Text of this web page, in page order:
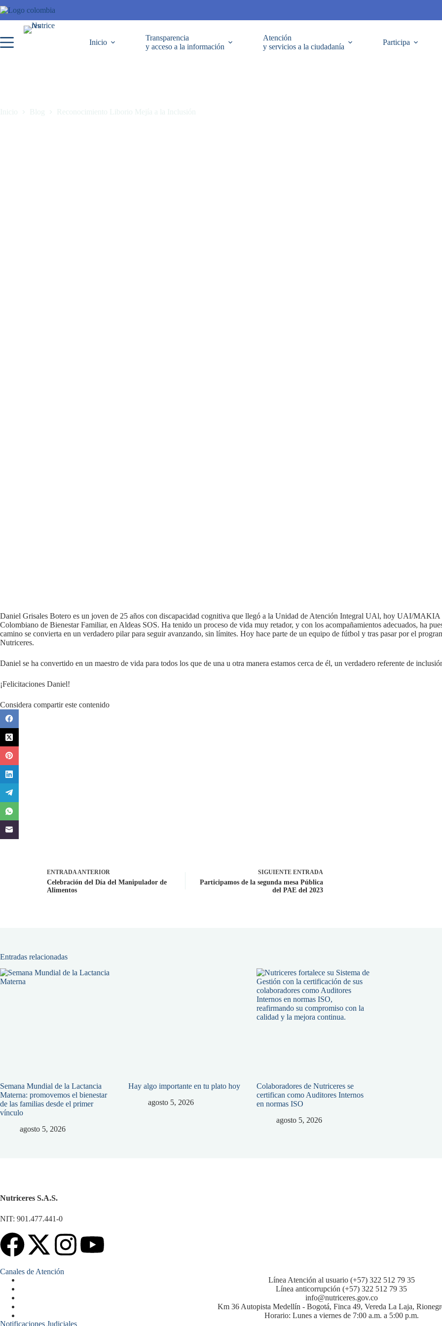
Inicio
Transparencia
y acceso a la información
Atención
y servicios a la ciudadanía
Participa
Inicio Blog
Reconocimiento Liborio Mejía a la Inclusión
Daniel Grisales Botero es un joven de 25 años con discapacidad cognitiva que llegó a la Unidad de Atención Integral UAl, hoy UAI/MAKIA
Colombiano de Bienestar Familiar, en Aldeas SOS. Ha tenido un proceso de vida muy retador, y con los acompañamientos adecuados, ha
camino se convierta en un verdadero pilar para seguir avanzando, sin límites. Hoy hace parte de un equipo de fútbol y tras pasar por el
Nutriceres.
Daniel se ha convertido en un maestro de vida para todos los que de una u otra manera estamos cerca de él, un verdadero referente de
¡Felicitaciones Daniel!
Considera compartir este contenido
ENTRADAANTERIOR
Celebración del Día del Manipulador de
Alimentos
SIGUIENTE ENTRADA
Participamos de la segunda mesa Pública
del PAE del 2023
Entradas relacionadas
Semana Mundial de la Lactancia
Materna: promovemos el bienestar
de las familias desde el primer
vínculo
agosto 5, 2026
Hay algo importante en tu plato hoy
agosto 5, 2026
Colaboradores de Nutriceres se
certifican como Auditores Internos
en normas ISO
agosto 5, 2026
Nutriceres S.A.S.
NIT: 901.477.441-0
Canales de Atención
Línea Atención al usuario (+57) 322 512 79 35
Línea anticorrupción (+57) 322 512 79 35
info@nutriceres.gov.co
Km 36 Autopista Medellín - Bogotá, Finca 49, Vereda La Laja,
Horario: Lunes a viernes de 7:00 a.m. a 5:00 p.m.
Notificaciones Judiciales